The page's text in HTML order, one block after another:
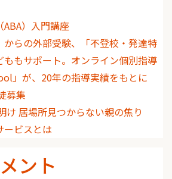
）入門講座
からの外部受験、「不登校・発達特
ももサポート。オンライン個別指導
」が、20年の指導実績をもとに
募集
け 居場所見つからない親の焦り
ービスとは
ント